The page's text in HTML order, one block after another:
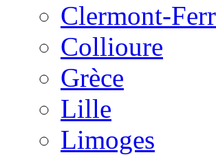
Clermont-
Collioure
Grèce
Lille
Limoges